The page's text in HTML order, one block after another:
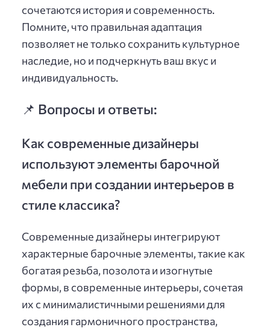
сочетаются история и современность.
Помните, что правильная адаптация
позволяет не только сохранить культурное
наследие, но и подчеркнуть ваш вкус и
индивидуальность.
📌 Вопросы и ответы:
Как современные дизайнеры
используют элементы барочной
мебели при создании интерьеров в
стиле классика?
Современные дизайнеры интегрируют
характерные барочные элементы, такие как
богатая резьба, позолота и изогнутые
формы, в современные интерьеры, сочетая
их с минималистичными решениями для
создания гармоничного пространства,